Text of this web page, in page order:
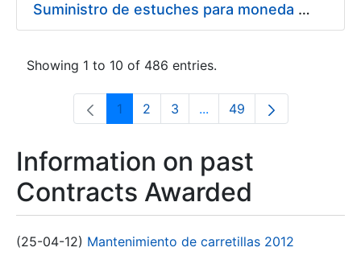
Suministro de estuches para moneda de 30 €
Showing 1 to 10 of 486 entries.
Page
1 Page
2 Page
3 ...Intermediate Pages Use
Page
49
Information on past
Contracts Awarded
(25-04-12) Mantenimiento de carretillas 2012